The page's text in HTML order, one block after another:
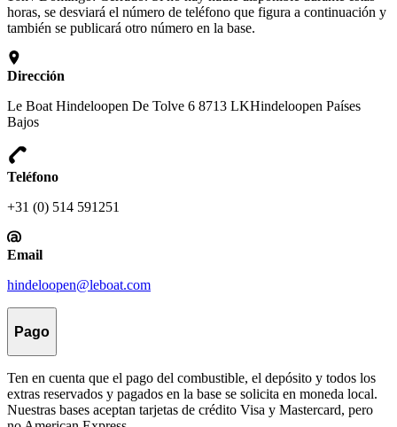
horas, se desviará el número de teléfono que figura a continuación y
también se publicará otro número en la base.
Dirección
Le Boat Hindeloopen De Tolve 6 8713 LKHindeloopen Países
Bajos
Teléfono
+31 (0) 514 591251
Email
hindeloopen@leboat.com
Pago
Ten en cuenta que el pago del combustible, el depósito y todos los
extras reservados y pagados en la base se solicita en moneda local.
Nuestras bases aceptan tarjetas de crédito Visa y Mastercard, pero